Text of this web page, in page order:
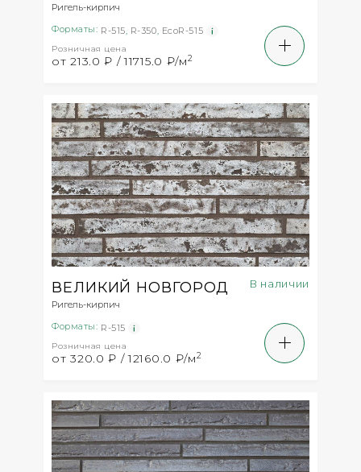
Ригель-кирпич
Форматы: R-515, R-350, EcoR-515
Розничная цена
от 213.0 ₽ / 11715.0 ₽/м2
ВЕЛИКИЙ НОВГОРОД
Ригель-кирпич
В наличии
Форматы: R-515
Розничная цена
от 320.0 ₽ / 12160.0 ₽/м2